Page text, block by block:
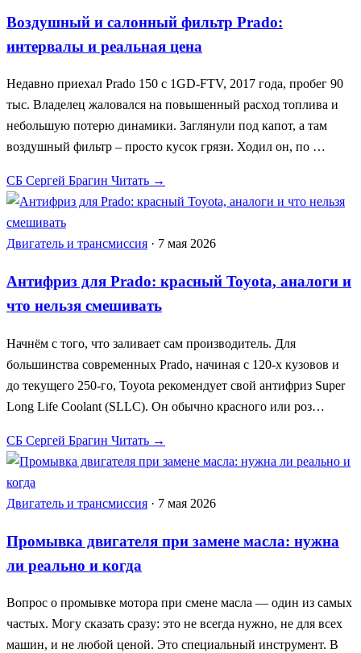
Воздушный и салонный фильтр Prado:
интервалы и реальная цена
Недавно приехал Prado 150 с 1GD-FTV, 2017 года, пробег 90
тыс. Владелец жаловался на повышенный расход топлива и
небольшую потерю динамики. Заглянули под капот, а там
воздушный фильтр – просто кусок грязи. Ходил он, по …
СБ Сергей Брагин Читать →
Двигатель и трансмиссия · 7 мая 2026
Антифриз для Prado: красный Toyota, аналоги и
что нельзя смешивать
Начнём с того, что заливает сам производитель. Для
большинства современных Prado, начиная с 120-х кузовов и
до текущего 250-го, Toyota рекомендует свой антифриз Super
Long Life Coolant (SLLC). Он обычно красного или роз…
СБ Сергей Брагин Читать →
Двигатель и трансмиссия · 7 мая 2026
Промывка двигателя при замене масла: нужна
ли реально и когда
Вопрос о промывке мотора при смене масла — один из самых
частых. Могу сказать сразу: это не всегда нужно, не для всех
машин, и не любой ценой. Это специальный инструмент. В